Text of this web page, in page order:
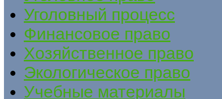
Уголовный процесс
Финансовое право
Хозяйственное право
Экологическое право
Учебные материалы